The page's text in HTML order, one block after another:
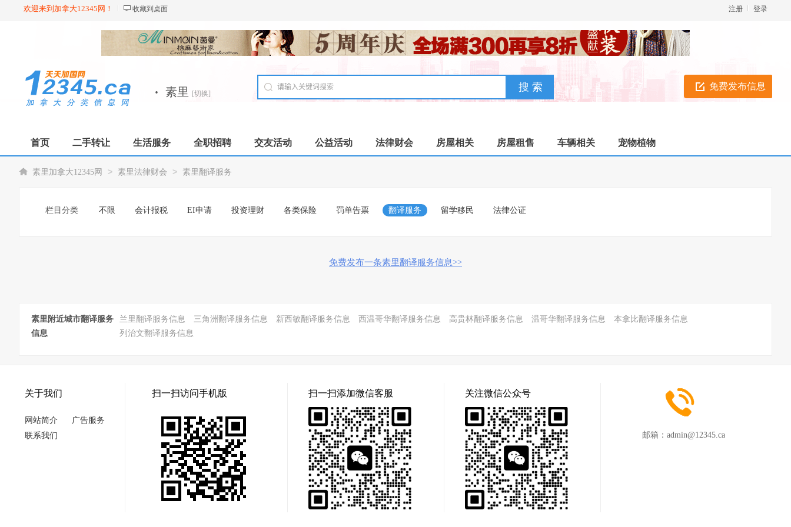
欢迎来到加拿大12345网！ 收藏到桌面 登录
注册
免费发布信息
· 素里 [切换]
首页 二手转让 生活服务 全职招聘 交友活动 公益活动 法律财会 房屋相关 房屋租售 车辆相关 宠物植物
素里加拿大12345网 > 素里法律财会 > 素里翻译服务
栏目分类 不限 会计报税 EI申请 投资理财 各类保险 罚单告票 翻译服务 留学移民 法律公证
免费发布一条素里翻译服务信息>>
素里附近城市翻译服务
信息
兰里翻译服务信息 三角洲翻译服务信息 新西敏翻译服务信息 西温哥华翻译服务信息 高贵林翻译服务信息 温哥华翻译服务信息
本拿比翻译服务信息
列治文翻译服务信息
关于我们
网站简介
广告服务
联系我们
扫一扫访问手机版 扫一扫添加微信客服 关注微信公众号
邮箱： admin@12345.ca